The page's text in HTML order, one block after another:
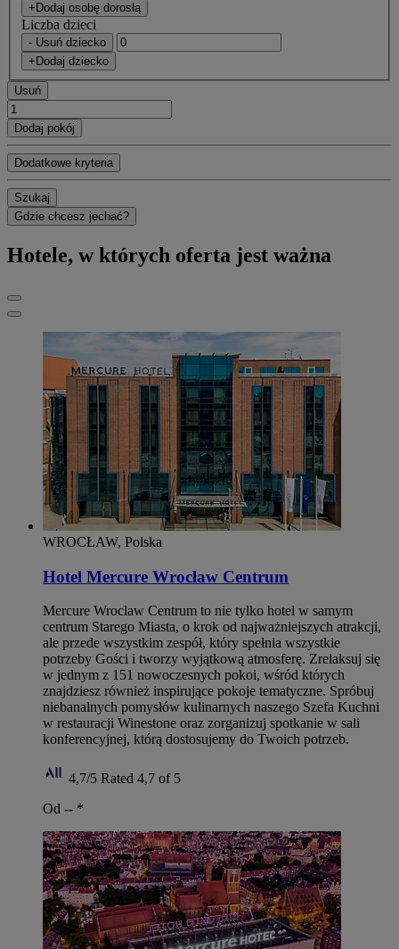
+Dodaj osobę dorosłą
Liczba dzieci
- Usuń dziecko
+Dodaj dziecko
Usuń
Dodaj pokój
Dodatkowe kryteria
Szukaj
Gdzie chcesz jechać?
Hotele, w których oferta jest ważna
WROCŁAW, Polska
Hotel Mercure Wrocław Centrum
Mercure Wroclaw Centrum to nie tylko hotel w samym
centrum Starego Miasta, o krok od najważniejszych atrakcji,
ale przede wszystkim zespół, który spełnia wszystkie
potrzeby Gości i tworzy wyjątkową atmosferę. Zrelaksuj się
w jednym z 151 nowoczesnych pokoi, wśród których
znajdziesz również inspirujące pokoje tematyczne. Spróbuj
niebanalnych pomysłów kulinarnych naszego Szefa Kuchni
w restauracji Winestone oraz zorganizuj spotkanie w sali
konferencyjnej, którą dostosujemy do Twoich potrzeb.
4,7/5 Rated 4,7 of 5
Od -- *